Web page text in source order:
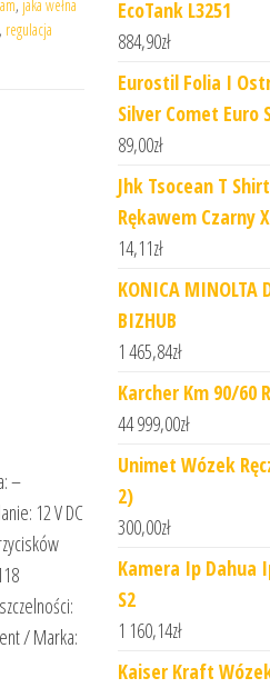
, jaka wełna
, regulacja
–
12 V DC
/ Marka:
EcoTank L3251
884,90zł
Eurostil Folia I
Silver Comet Euro
89,00zł
Jhk Tsocean T
Rękawem Czarny
14,11zł
KONICA MINOLTA
BIZHUB
1 465,84zł
Karcher Km 90/60
44 999,00zł
Unimet Wózek
2)
300,00zł
Kamera Ip Dahua
S2
1 160,14zł
Kaiser Kraft